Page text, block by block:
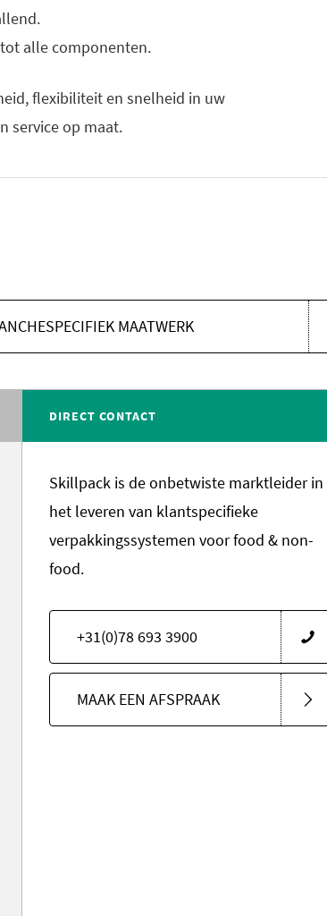
alle componenten.
flexibiliteit en snelheid in uw
service op maat.
MAATWERK
DIRECT CONTACT
Skillpack is de onbetwiste marktleider in
het leveren van klantspecifieke
verpakkingssystemen voor food & non-
food.
+31(0)78 693 3900
MAAK EEN AFSPRAAK